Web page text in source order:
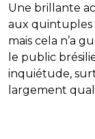
Une brillante
aux quintuples
mais cela n’a
le public
inquiétude,
largement